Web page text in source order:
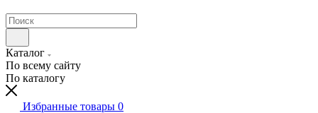
Каталог
По всему сайту
По каталогу
Избранные товары 0